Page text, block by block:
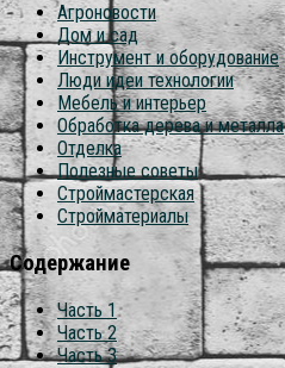
Агроновости
Дом и сад
Инструмент и оборудование
Люди идеи технологии
Мебель и интерьер
Обработка дерева и металла
Отделка
Полезные советы
Строймастерская
Стройматериалы
Содержание
Часть 1
Часть 2
Часть 3